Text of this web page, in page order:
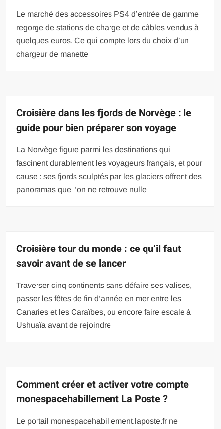
Le marché des accessoires PS4 d’entrée de gamme
regorge de stations de charge et de câbles vendus à
quelques euros. Ce qui compte lors du choix d’un
chargeur de manette
Croisière dans les fjords de Norvège : le
guide pour bien préparer son voyage
La Norvège figure parmi les destinations qui
fascinent durablement les voyageurs français, et pour
cause : ses fjords sculptés par les glaciers offrent des
panoramas que l’on ne retrouve nulle
Croisière tour du monde : ce qu’il faut
savoir avant de se lancer
Traverser cinq continents sans défaire ses valises,
passer les fêtes de fin d’année en mer entre les
Canaries et les Caraïbes, ou encore faire escale à
Ushuaïa avant de rejoindre
Comment créer et activer votre compte
monespacehabillement La Poste ?
Le portail monespacehabillement.laposte.fr ne